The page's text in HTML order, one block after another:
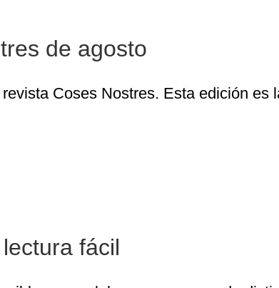
de agosto
Coses Nostres. Esta edición es
fácil